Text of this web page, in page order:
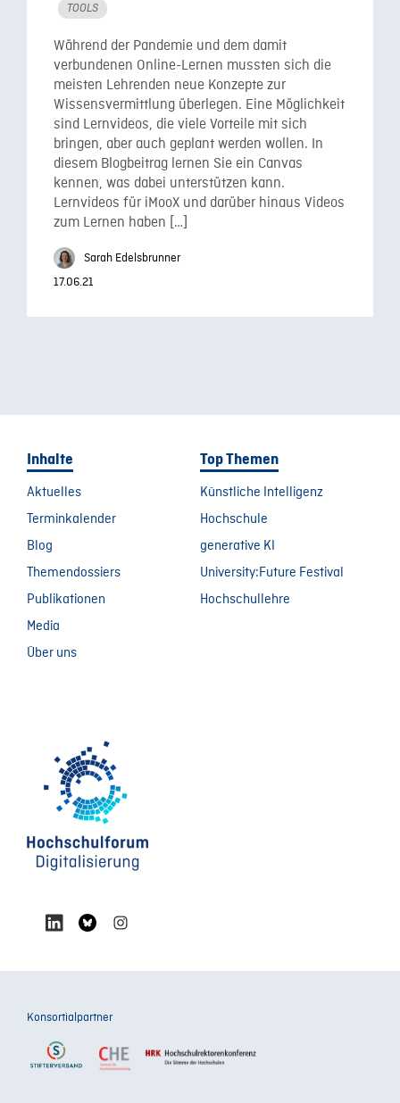
TOOLS
Während der Pandemie und dem damit
verbundenen Online-Lernen mussten sich die
meisten Lehrenden neue Konzepte zur
Wissensvermittlung überlegen. Eine Möglichkeit
sind Lernvideos, die viele Vorteile mit sich
bringen, aber auch geplant werden wollen. In
diesem Blogbeitrag lernen Sie ein Canvas
kennen, was dabei unterstützen kann.
Lernvideos für iMooX und darüber hinaus Videos
zum Lernen haben […]
Sarah Edelsbrunner
17.06.21
Inhalte
Aktuelles
Terminkalender
Blog
Themendossiers
Publikationen
Media
Über uns
Top Themen
Künstliche Intelligenz
Hochschule
generative KI
University:Future Festival
Hochschullehre
Konsortialpartner